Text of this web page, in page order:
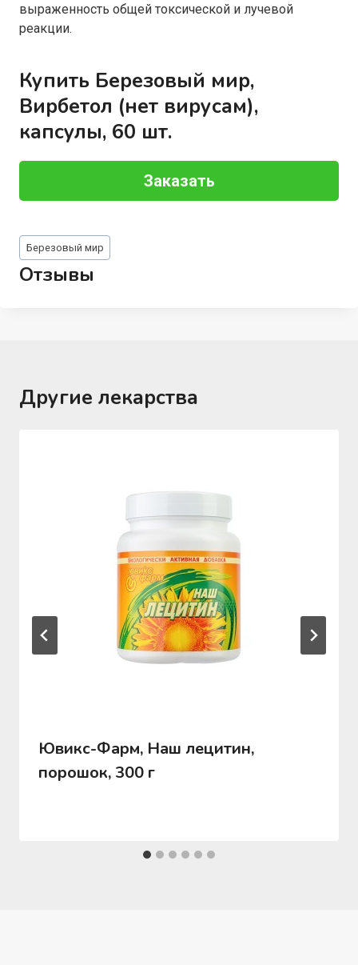
выраженность общей токсической и лучевой
реакции.
Купить Березовый мир,
Вирбетол (нет вирусам),
капсулы, 60 шт.
Заказать
Метки
записи:
Березовый мир
Отзывы
Другие лекарства
Ювикс-Фарм, Наш лецитин,
порошок, 300 г